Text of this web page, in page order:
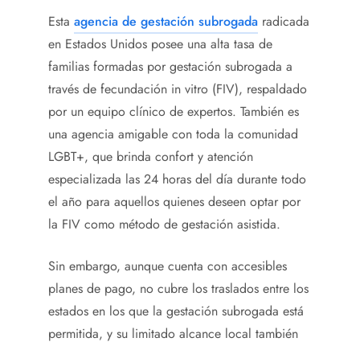
Esta agencia de gestación subrogada radicada
en Estados Unidos posee una alta tasa de
familias formadas por gestación subrogada a
través de fecundación in vitro (FIV), respaldado
por un equipo clínico de expertos. También es
una agencia amigable con toda la comunidad
LGBT+, que brinda confort y atención
especializada las 24 horas del día durante todo
el año para aquellos quienes deseen optar por
la FIV como método de gestación asistida.
Sin embargo, aunque cuenta con accesibles
planes de pago, no cubre los traslados entre los
estados en los que la gestación subrogada está
permitida, y su limitado alcance local también